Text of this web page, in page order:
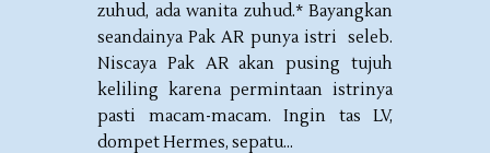
zuhud, ada wanita zuhud.* Bayangkan
seandainya Pak AR punya istri seleb.
Niscaya Pak AR akan pusing tujuh
keliling karena permintaan istrinya
pasti macam-macam. Ingin tas LV,
dompet Hermes, sepatu...